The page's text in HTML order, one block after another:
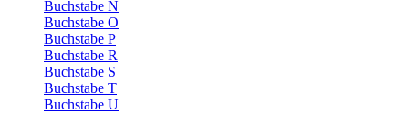
Buchstabe N
Buchstabe O
Buchstabe P
Buchstabe R
Buchstabe S
Buchstabe T
Buchstabe U